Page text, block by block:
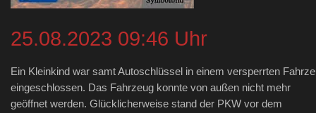
25.08.2023 09:46 Uhr
Ein Kleinkind war samt Autoschlüssel in einem versperrten
eingeschlossen. Das Fahrzeug konnte von außen nicht mehr
geöffnet werden. Glücklicherweise stand der PKW vor dem